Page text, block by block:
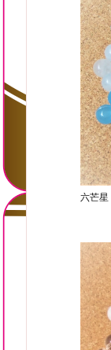
六芒星